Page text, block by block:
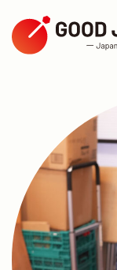
テーマから探す
エリアから探す